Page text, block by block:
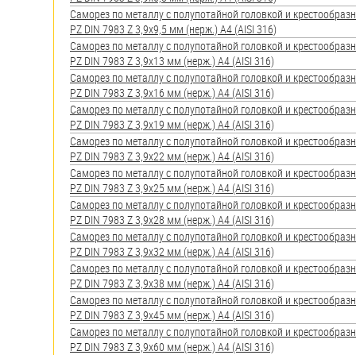
Пробки
Саморезы и шурупы
Стопорные кольца
Такелаж
Хомуты
Шайбы
Шпильки
Шплинты
Штифты и пальцы
Саморез по металлу с полупотайной головкой и
PZ DIN 7983 Z 3,9х9,5 мм (нерж.) A4 (AISI 316)
Саморез по металлу с полупотайной головкой и
PZ DIN 7983 Z 3,9х13 мм (нерж.) A4 (AISI 316)
Саморез по металлу с полупотайной головкой и
PZ DIN 7983 Z 3,9х16 мм (нерж.) A4 (AISI 316)
Саморез по металлу с полупотайной головкой и
PZ DIN 7983 Z 3,9х19 мм (нерж.) A4 (AISI 316)
Саморез по металлу с полупотайной головкой и
PZ DIN 7983 Z 3,9х22 мм (нерж.) A4 (AISI 316)
Саморез по металлу с полупотайной головкой и
PZ DIN 7983 Z 3,9х25 мм (нерж.) A4 (AISI 316)
Саморез по металлу с полупотайной головкой и
PZ DIN 7983 Z 3,9х28 мм (нерж.) A4 (AISI 316)
Саморез по металлу с полупотайной головкой и
PZ DIN 7983 Z 3,9х32 мм (нерж.) A4 (AISI 316)
Саморез по металлу с полупотайной головкой и
PZ DIN 7983 Z 3,9х38 мм (нерж.) A4 (AISI 316)
Саморез по металлу с полупотайной головкой и
PZ DIN 7983 Z 3,9х45 мм (нерж.) A4 (AISI 316)
Саморез по металлу с полупотайной головкой и
PZ DIN 7983 Z 3,9х60 мм (нерж.) A4 (AISI 316)